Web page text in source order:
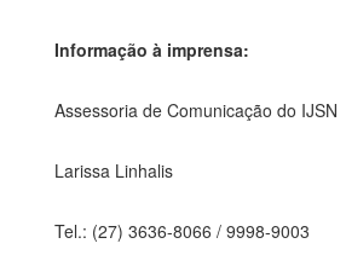
Informação à imprensa:
Assessoria de Comunicação do IJSN
Larissa Linhalis
Tel.: (27) 3636-8066 / 9998-9003